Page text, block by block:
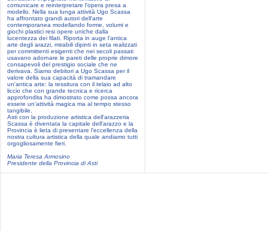
comunicare e reinterpretare l'opera presa a
modello. Nella sua lunga attività Ugo Scassa
ha affrontato grandi autori dell'arte
contemporanea modellando forme, volumi e
giochi plastici resi opere uniche dalla
lucentezza dei filati. Riporta in auge l'antica
arte degli arazzi, mirabili dipinti in seta realizzati
per committenti esigenti che nei secoli passati
usavano adornare le pareti delle proprie dimore
consapevoli del prestigio sociale che ne
derivava. Siamo debitori a Ugo Scassa per il
valore della sua capacità di tramandare
un'antica arte: la tessitura con il telaio ad alto
liccio che con grande tecnica e ricerca
approfondita ha dimostrato come possa ancora
essere un'attività magica ma al tempo stesso
tangibile.
Asti con la produzione artistica dell'arazzeria
Scassa è diventata la capitale dell'arazzo e la
Provincia è lieta di presentare l'eccellenza della
nostra cultura artistica della quale andiamo tutti
orgogliosamente fieri.
Maria Teresa Armosino
Presidente della Provincia di Asti